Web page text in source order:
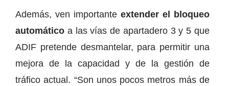
Además, ven importante extender el bloqueo
automático a las vías de apartadero 3 y 5 que
ADIF pretende desmantelar, para permitir una
mejora de la capacidad y de la gestión de
tráfico actual. “Son unos pocos metros más de